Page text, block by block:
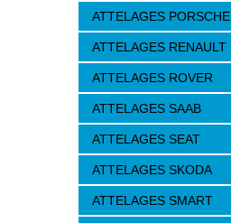
ATTELAGES PORSCHE
ATTELAGES RENAULT
ATTELAGES ROVER
ATTELAGES SAAB
ATTELAGES SEAT
ATTELAGES SKODA
ATTELAGES SMART